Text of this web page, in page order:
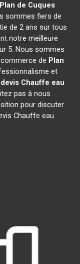
Plan de Cuques
sommes fiers de
de 2 ans sur tous
notre meilleure
5. Nous sommes
de Plan
et
devis Chauffe eau
pas à nous
pour discuter
Chauffe eau